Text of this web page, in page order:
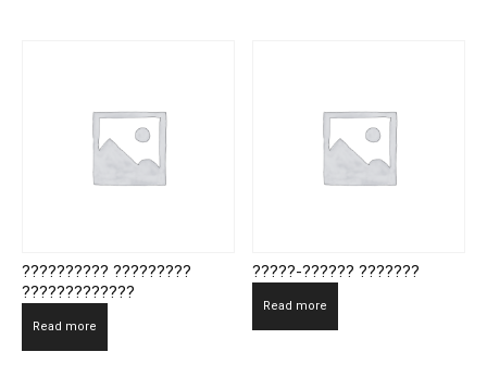
?????????? ?????????
?????????????
Read more
?????-?????? ???????
Read more